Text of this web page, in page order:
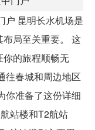
户 昆明长水机场是
局至关重要。 这
的旅程顺畅无
往春城和周边地区
你准备了这份详细
站楼和T2航站